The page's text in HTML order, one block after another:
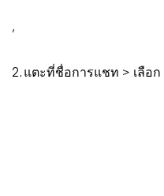
,
2. แตะที่ชื่อการแชท > เลือก